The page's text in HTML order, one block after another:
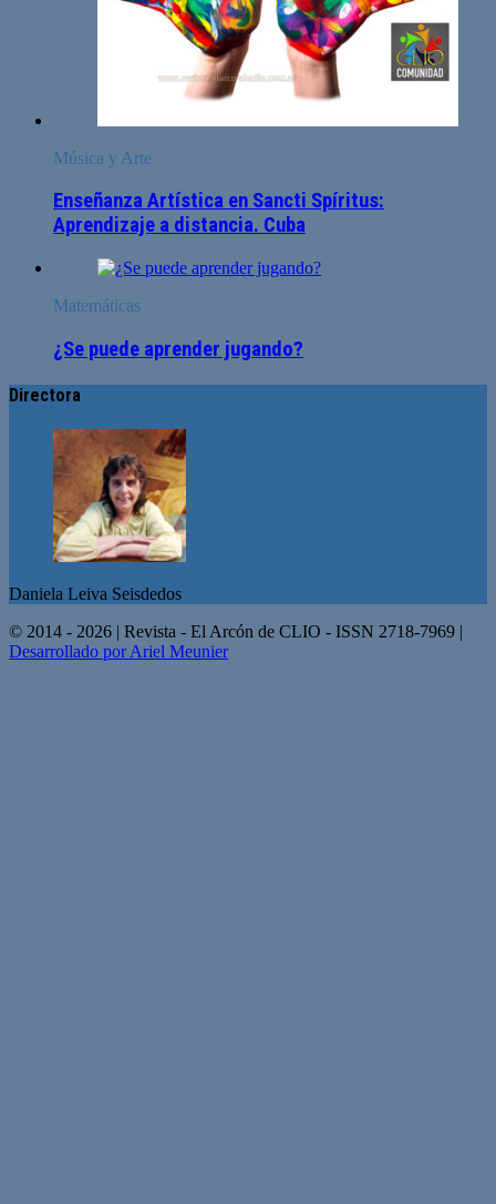
Música y Arte
Enseñanza Artística en Sancti Spíritus:
Aprendizaje a distancia. Cuba
Matemáticas
¿Se puede aprender jugando?
Directora
Daniela Leiva Seisdedos
© 2014 - 2026 | Revista - El Arcón de CLIO - ISSN 2718-7969 |
Desarrollado por Ariel Meunier